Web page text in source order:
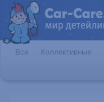
Все Коллективные